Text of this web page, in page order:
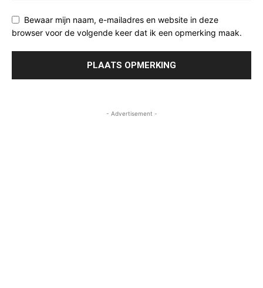
Bewaar mijn naam, e-mailadres en website in deze
browser voor de volgende keer dat ik een opmerking maak.
- Advertisement -